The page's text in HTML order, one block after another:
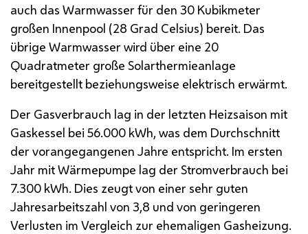
auch das Warmwasser für den 30 Kubikmeter
großen Innenpool (28 Grad Celsius) bereit. Das
übrige Warmwasser wird über eine 20
Quadratmeter große Solarthermieanlage
bereitgestellt beziehungsweise elektrisch erwärmt.
Der Gasverbrauch lag in der letzten Heizsaison mit
Gaskessel bei 56.000 kWh, was dem Durchschnitt
der vorangegangenen Jahre entspricht. Im ersten
Jahr mit Wärmepumpe lag der Stromverbrauch bei
7.300 kWh. Dies zeugt von einer sehr guten
Jahresarbeitszahl von 3,8 und von geringeren
Verlusten im Vergleich zur ehemaligen Gasheizung.